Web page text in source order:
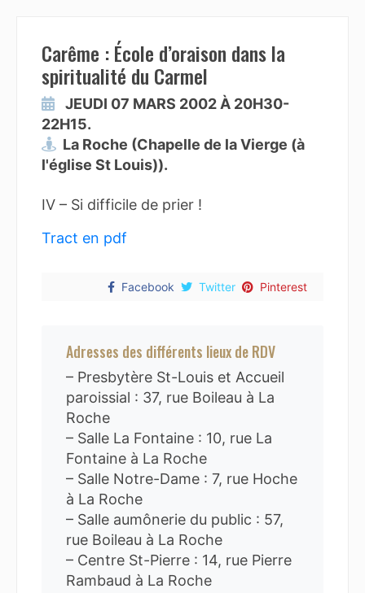
Carême : École d’oraison dans la
spiritualité du Carmel
JEUDI 07 MARS 2002 À 20H30-
22H15.
La Roche (Chapelle de la Vierge (à
l'église St Louis)).
IV – Si difficile de prier !
Tract en pdf
Facebook Twitter Pinterest
Adresses des différents lieux de RDV
– Presbytère St-Louis et Accueil
paroissial : 37, rue Boileau à La
Roche
– Salle La Fontaine : 10, rue La
Fontaine à La Roche
– Salle Notre-Dame : 7, rue Hoche
à La Roche
– Salle aumônerie du public : 57,
rue Boileau à La Roche
– Centre St-Pierre : 14, rue Pierre
Rambaud à La Roche